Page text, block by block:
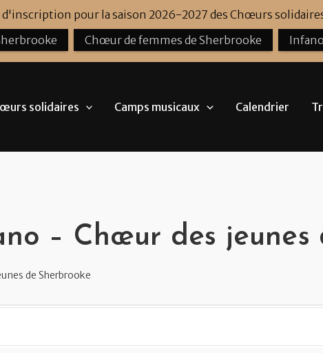
solidaires Camps musicaux Calendrier
– Chœur des jeunes
de Sherbrooke
d'inscription pour la saison 2026-2027 des Chœurs
Chœur de femmes de Sherbrooke